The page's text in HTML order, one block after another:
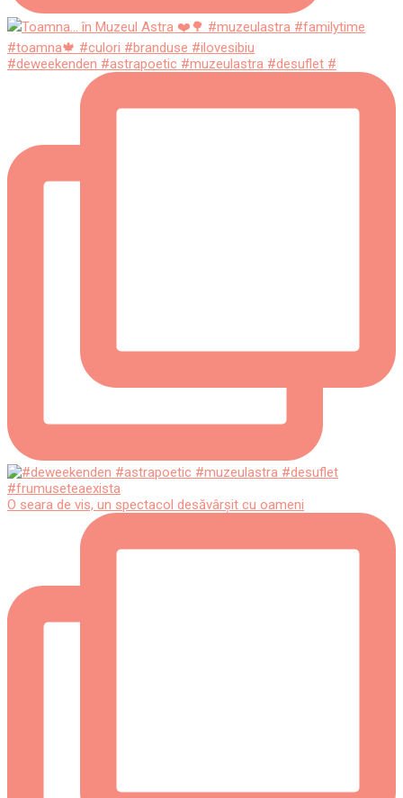
#deweekenden #astrapoetic #muzeulastra #desuflet #
O seara de vis, un spectacol desăvârșit cu oameni